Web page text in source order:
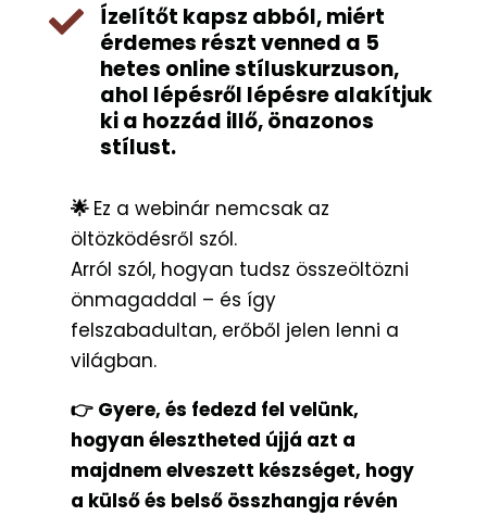
 Ízelítőt kapsz abból, miért
érdemes részt venned a 5
hetes online stíluskurzuson,
ahol lépésről lépésre alakítjuk
ki a hozzád illő, önazonos
stílust.
🌟 Ez a webinár nemcsak az
öltözködésről szól.
Arról szól, hogyan tudsz összeöltözni
önmagaddal – és így
felszabadultan, erőből jelen lenni a
világban.
👉 Gyere, és fedezd fel velünk,
hogyan élesztheted újjá azt a
majdnem elveszett készséget, hogy
a külső és belső összhangja révén